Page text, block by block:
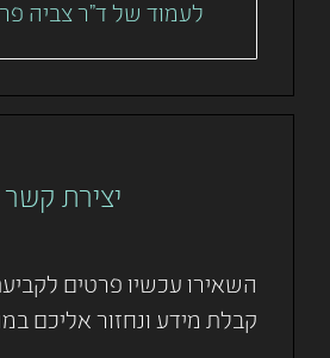
לעמוד של ד"ר צביה
יצירת קשר
השאירו עכשיו פרטים
קבלת מידע ונחזור אליכם